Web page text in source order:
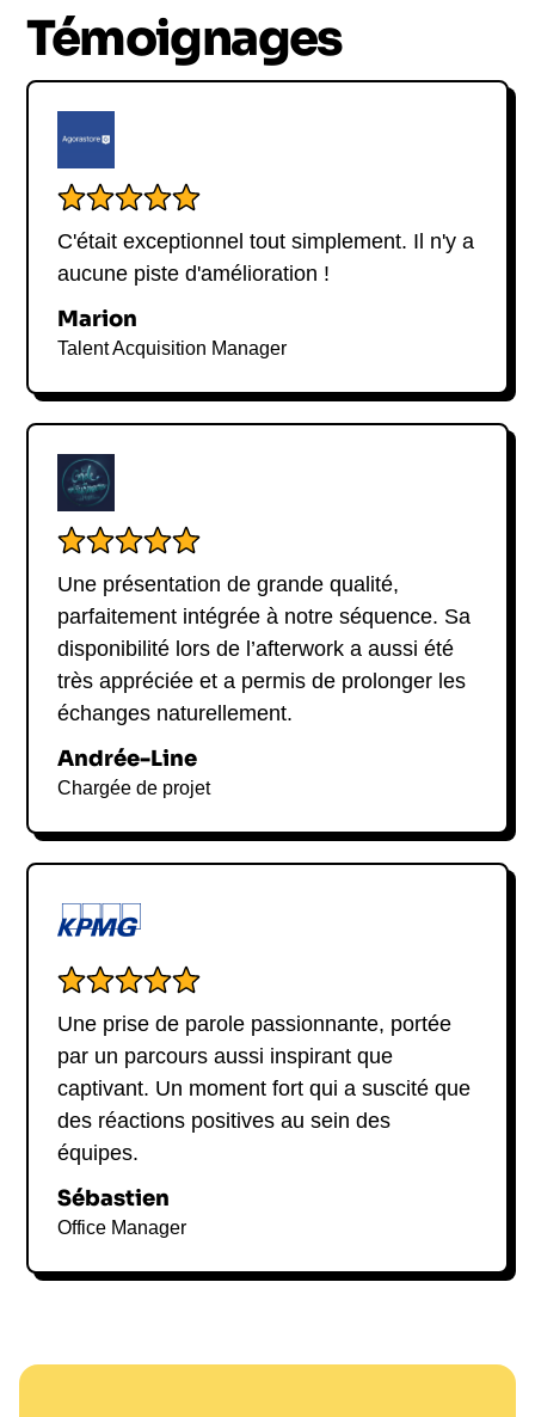
Témoignages
C'était exceptionnel tout simplement. Il n'y a
aucune piste d'amélioration !
Marion
Talent Acquisition Manager
Une présentation de grande qualité,
parfaitement intégrée à notre séquence. Sa
disponibilité lors de l’afterwork a aussi été
très appréciée et a permis de prolonger les
échanges naturellement.
Andrée-Line
Chargée de projet
Une prise de parole passionnante, portée
par un parcours aussi inspirant que
captivant. Un moment fort qui a suscité que
des réactions positives au sein des
équipes.
Sébastien
Office Manager